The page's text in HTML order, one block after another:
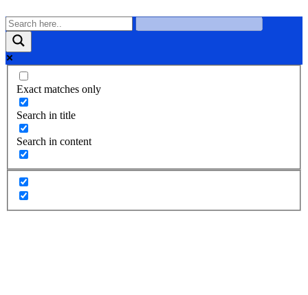
Exact matches only
Search in title
Search in content